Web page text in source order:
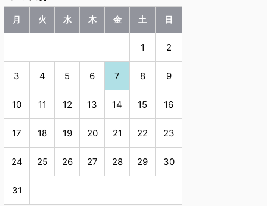
月 火 水 木 金 土 日
1 2
3 4 5 6 7 8 9
10 11 12 13 14 15 16
17 18 19 20 21 22 23
24 25 26 27 28 29 30
31